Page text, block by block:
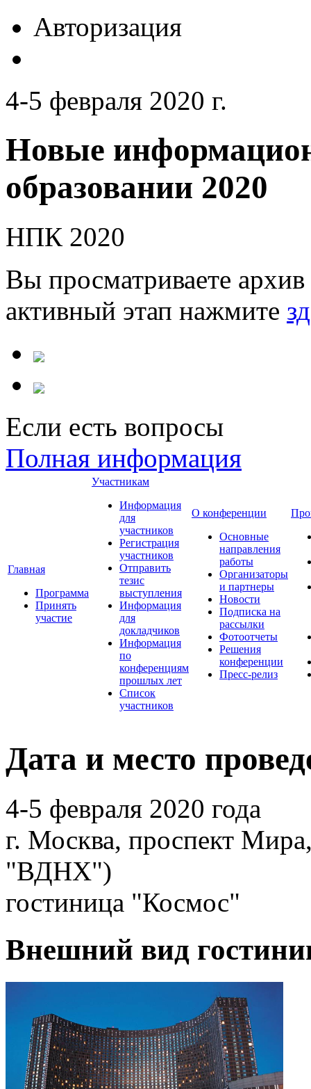
Авторизация
4-5 февраля 2020 г.
Новые
образовании 2020
НПК 2020
Вы просматриваете
активный этап нажмите
Если есть вопросы
Полная информация
Главная
Программа
Принять
участие
Участникам
Информация
для
участников
Регистрация
участников
Отправить
тезис
выступления
Информация
для
докладчиков
Информация
по
конференциям
прошлых лет
Список
участников
О конференции
Основные
направления
работы
Организаторы
и партнеры
Новости
Подписка на
рассылки
Фотоотчеты
Решения
конференции
Пресс-релиз
Дата и место
4-5 февраля 2020 года
г. Москва, проспект
"ВДНХ")
гостиница "Космос"
Внешний вид